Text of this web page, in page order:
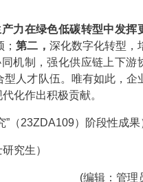
力在绿色低碳转型中发挥
；第二， 深化数字化转型，
机制，强化供应链上下游
人才队伍。唯有如此，企
化作出积极贡献。
23ZDA109）阶段性成果
究生）
(编辑：管理